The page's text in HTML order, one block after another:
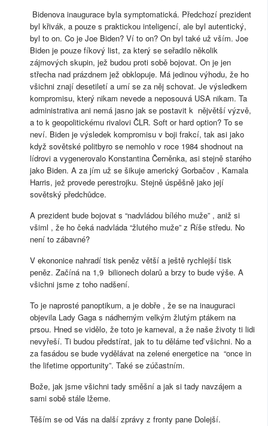
Bidenova inaugurace byla symptomatická. Předchozí prezident
byl křivák, a pouze s praktickou inteligencí, ale byl autentický,
byl to on. Co je Joe Biden? Ví to on? On byl také už vším. Joe
Biden je pouze fíkový list, za který se seřadilo několik
zájmových skupin, jež budou proti sobě bojovat. On je jen
střecha nad prázdnem jež obklopuje. Má jedinou výhodu, že ho
všichni znají desetiletí a umí se za něj schovat. Je výsledkem
kompromisu, který nikam nevede a neposouvá USA nikam. Ta
administrativa ani nemá jasno jak se postavit k nějvětší výzvě,
a to k geopolitickému rivalovi ČLR. Soft or hard option? To se
neví. Biden je výsledek kompromisu v boji frakcí, tak asi jako
když sovětské politbyro se nemohlo v roce 1984 shodnout na
lídrovi a vygenerovalo Konstantina Černěnka, asi stejně starého
jako Biden. A za jím už se šikuje americký Gorbačov , Kamala
Harris, jež provede perestrojku. Stejně úspěšně jako její
sovětský předchůdce.
A prezident bude bojovat s “nadvládou bílého muže” , aniž si
všiml , že ho čeká nadvláda “žlutého muže” z Říše středu. No
není to zábavné?
V ekononice nahradí tisk peněz větší a ještě rychlejší tisk
peněz. Začíná na 1,9 bilionech dolarů a brzy to bude výše. A
všichni jsme z toho nadšení.
To je naprosté panoptikum, a je dobře , že se na inauguraci
objevila Lady Gaga s nádherným velkým žlutým ptákem na
prsou. Hned se vidělo, že toto je karneval, a že naše životy ti lidi
nevyřeší. Ti budou předstírat, jak to tu děláme teď všichni. No a
za fasádou se bude vydělávat na zelené energetice na “once in
the lifetime opportunity”. Také se zúčastním.
Bože, jak jsme všichni tady směšní a jak si tady navzájem a
sami sobě stále lžeme.
Těším se od Vás na další zprávy z fronty pane Dolejší.